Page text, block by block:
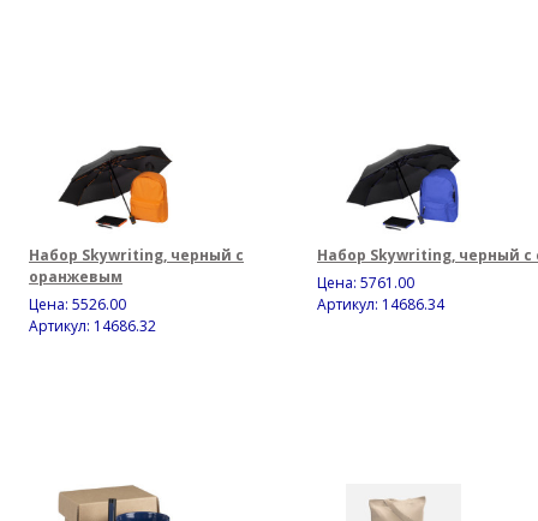
Набор Skywriting, черный с
оранжевым
Цена: 5526.00
Артикул: 14686.32
Набор Skywriting, черный
Цена: 5761.00
Артикул: 14686.34